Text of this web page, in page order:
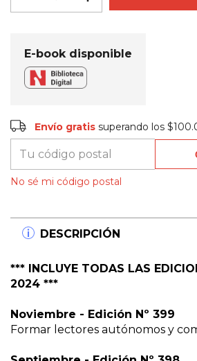
E-book disponible
Envío gratis
Entregas para el CP:
Envío gratis superando los
No sé mi código postal
DESCRIPCIÓN
*** INCLUYE TODAS LAS
2024 ***
Noviembre - Edición Nº 399
Formar lectores autónomos y